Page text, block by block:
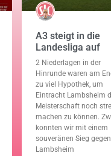
A3 steigt in die
Landesliga auf
2 Niederlagen in der
Hinrunde waren am
zu viel Hypothek, um
Eintracht Lambsheim
Meisterschaft noch
machen zu können.
konnten wir mit einem
souveränen Sieg gegen
Lambsheim